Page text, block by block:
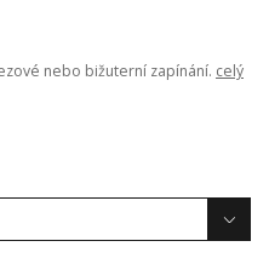
nebo bižuterní zapínání. celý